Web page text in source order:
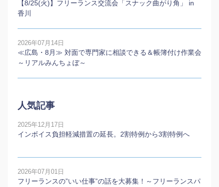
【8/25(火)】フリーランス交流会「スナック曲がり角」 in
香川
2026年07月14日
≪広島・8月≫ 対面で専門家に相談できる＆帳簿付け作業会
～リアルみんちょぼ～
人気記事
2025年12月17日
インボイス負担軽減措置の延長。2割特例から3割特例へ
2026年07月01日
フリーランスの”いい仕事”の話を大募集！～フリーランスパ